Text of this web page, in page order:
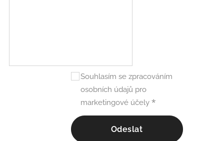
Souhlasím se zpracováním
osobních údajů pro
marketingové účely
Odeslat